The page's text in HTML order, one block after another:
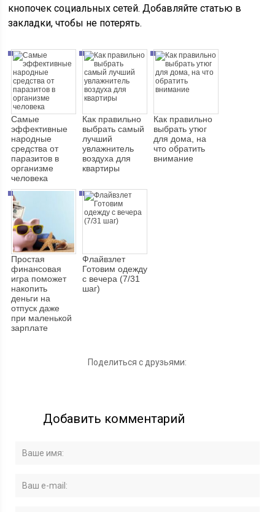
кнопочек социальных сетей. Добавляйте статью в
закладки, чтобы не потерять.
Самые
эффективные
народные
средства от
паразитов в
организме
человека
Как правильно
выбрать самый
лучший
увлажнитель
воздуха для
квартиры
Как правильно
выбрать утюг
для дома, на
что обратить
внимание
Простая
финансовая
игра поможет
накопить
деньги на
отпуск даже
при маленькой
зарплате
Флайвзлет
Готовим одежду
с вечера (7/31
шаг)
Поделиться с друзьями:
Добавить комментарий